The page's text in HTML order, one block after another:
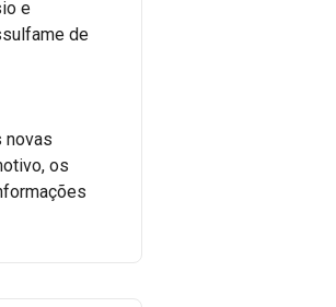
e
de
novas
os